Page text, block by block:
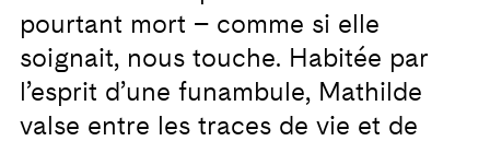
pourtant mort – comme si elle
soignait, nous touche. Habitée par
l’esprit d’une funambule, Mathilde
valse entre les traces de vie et de